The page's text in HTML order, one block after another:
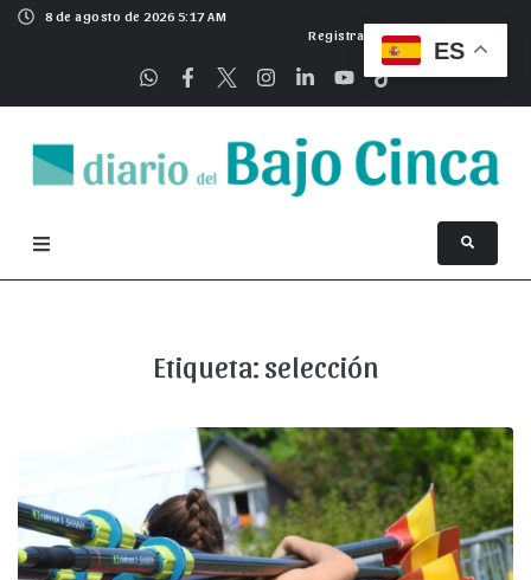
8 de agosto de 2026 5:17 AM
Registrarse
Etiqueta: selección
ES